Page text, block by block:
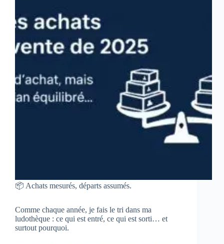
📦 Achats mesurés, départs assumés.
Comme chaque année, je fais le tri dans ma
ludothèque : ce qui est entré, ce qui est sorti… et
surtout pourquoi.